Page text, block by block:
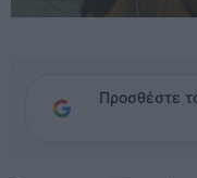
Προσθέστε